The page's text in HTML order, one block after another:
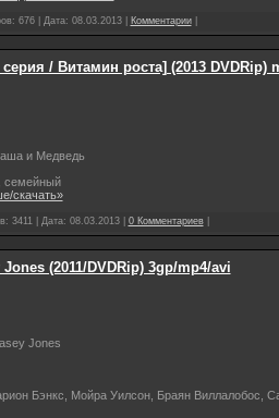
676 | Дата: 08.03.2013| Комментарии|
/ Витамин роста] (2013 DVDRip)
и Медведь
семейный
скачать»
3411 | Дата: 08.03.2013| 0 Комментариев|
(2011/DVDRip) 3gp/mp4/avi
Jones
Бэнкс, Мойра Уилсон, Браян Виллалобос,